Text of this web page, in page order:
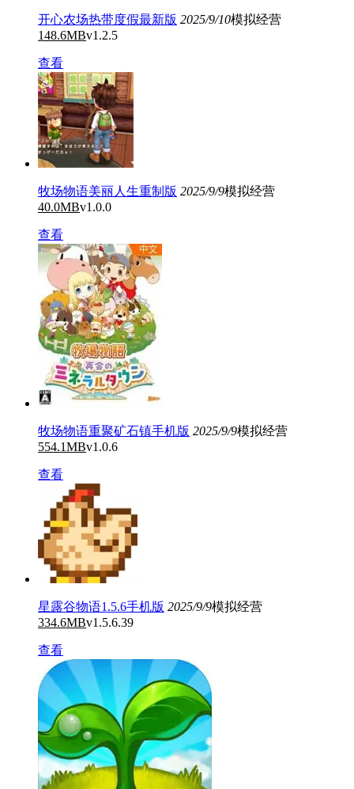
开心农场热带度假最新版 2025/9/10模拟经营
148.6MBv1.2.5
查看
牧场物语美丽人生重制版 2025/9/9模拟经营
40.0MBv1.0.0
查看
牧场物语重聚矿石镇手机版 2025/9/9模拟经营
554.1MBv1.0.6
查看
星露谷物语1.5.6手机版 2025/9/9模拟经营
334.6MBv1.5.6.39
查看